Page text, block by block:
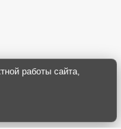
работы сайта,